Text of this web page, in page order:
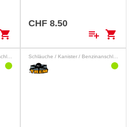
shopping_cart
CHF 8.50
playlist_add shopping_cart
Schläuche / Kanister / Benzinanschlüsse Schläuche / Kanister / Benzinanschlüsse